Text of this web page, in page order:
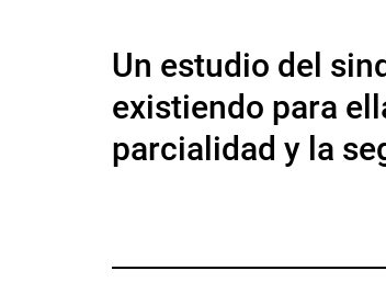
Un estudio del
existiendo para
parcialidad y la